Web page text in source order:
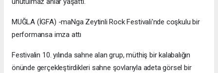
MUĞLA (İGFA) -maNga Zeytinli Rock Festivali'nde coşkulu bir
performansa imza attı
Festivalin 10. yılında sahne alan grup, müthiş bir kalabalığın
önünde gerçekleştirdikleri sahne şovlarıyla adeta görsel bir